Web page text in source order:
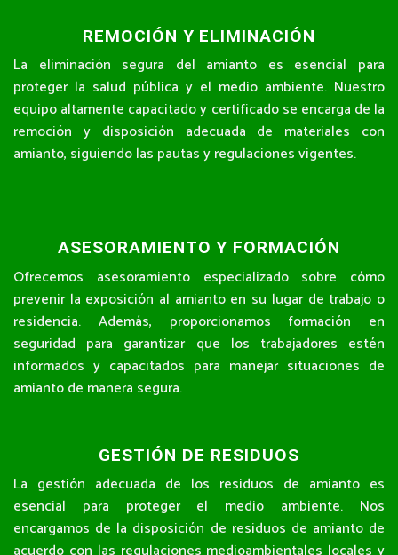
REMOCIÓN Y ELIMINACIÓN
La eliminación segura del amianto es esencial para
proteger la salud pública y el medio ambiente. Nuestro
equipo altamente capacitado y certificado se encarga de la
remoción y disposición adecuada de materiales con
amianto, siguiendo las pautas y regulaciones vigentes.
ASESORAMIENTO Y FORMACIÓN
Ofrecemos asesoramiento especializado sobre cómo
prevenir la exposición al amianto en su lugar de trabajo o
residencia. Además, proporcionamos formación en
seguridad para garantizar que los trabajadores estén
informados y capacitados para manejar situaciones de
amianto de manera segura.
GESTIÓN DE RESIDUOS
La gestión adecuada de los residuos de amianto es
esencial para proteger el medio ambiente. Nos
encargamos de la disposición de residuos de amianto de